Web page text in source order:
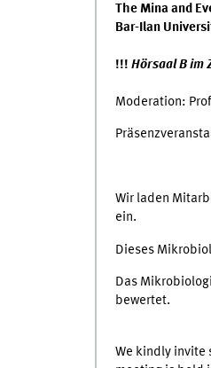
The Mina and
Bar-Ilan
!!! Hörsaal B im
Moderation:
Wir laden
ein.
Dieses
Das
bewertet.
We kindly invite